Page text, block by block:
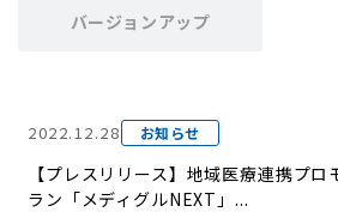
バージョンアップ
2022.12.28 お知らせ
【プレスリリース】地域医療連携プ
ラン「メディグルNEXT」...